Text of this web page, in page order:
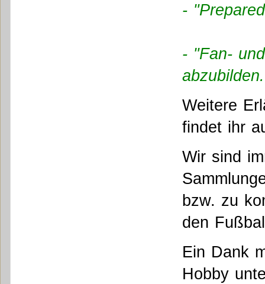
-
- "Fan-
abzubilden.
Weitere
findet ihr
Wir sind
bzw. zu
den
Ein Dank
Hobby